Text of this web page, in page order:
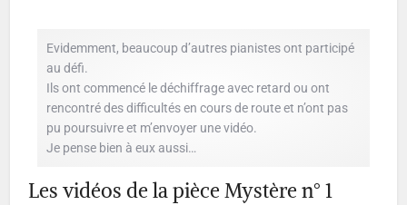
Evidemment, beaucoup d’autres pianistes ont participé
au défi.
Ils ont commencé le déchiffrage avec retard ou ont
rencontré des difficultés en cours de route et n’ont pas
pu poursuivre et m’envoyer une vidéo.
Je pense bien à eux aussi…
Les vidéos de la pièce Mystère n° 1